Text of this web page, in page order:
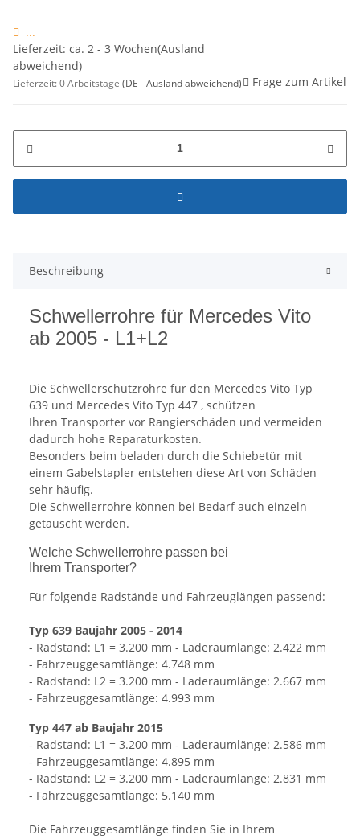
...
Lieferzeit: ca. 2 - 3 Wochen(Ausland
abweichend)
Lieferzeit:0 Arbeitstage (DE - Ausland abweichend) Frage zum Artikel
Beschreibung
Schwellerrohre für Mercedes Vito
ab 2005 - L1+L2
Die Schwellerschutzrohre für den Mercedes Vito Typ
639 und Mercedes Vito Typ 447 , schützen
Ihren Transporter vor Rangierschäden und vermeiden
dadurch hohe Reparaturkosten.
Besonders beim beladen durch die Schiebetür mit
einem Gabelstapler entstehen diese Art von Schäden
sehr häufig.
Die Schwellerrohre können bei Bedarf auch einzeln
getauscht werden.
Welche Schwellerrohre passen bei
Ihrem Transporter?
Für folgende Radstände und Fahrzeuglängen passend:
Typ 639 Baujahr 2005 - 2014
- Radstand: L1 = 3.200 mm - Laderaumlänge: 2.422 mm
- Fahrzeuggesamtlänge: 4.748 mm
- Radstand: L2 = 3.200 mm - Laderaumlänge: 2.667 mm
- Fahrzeuggesamtlänge: 4.993 mm
Typ 447 ab Baujahr 2015
- Radstand: L1 = 3.200 mm - Laderaumlänge: 2.586 mm
- Fahrzeuggesamtlänge: 4.895 mm
- Radstand: L2 = 3.200 mm - Laderaumlänge: 2.831 mm
- Fahrzeuggesamtlänge: 5.140 mm
Die Fahrzeuggesamtlänge finden Sie in Ihrem